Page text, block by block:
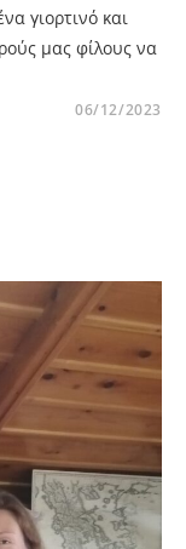
γιορτινό και
μας φίλους να
06/12/2023